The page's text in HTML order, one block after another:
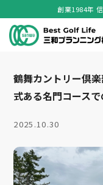
創業1984年
鶴舞カントリー倶
式ある名門コースで
2025.10.30